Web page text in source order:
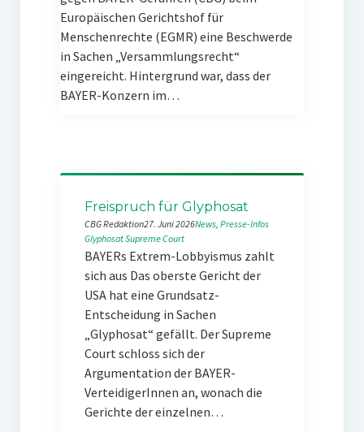
Europäischen Gerichtshof für
Menschenrechte (EGMR) eine Beschwerde
in Sachen „Versammlungsrecht“
eingereicht. Hintergrund war, dass der
BAYER-Konzern im…
Freispruch für Glyphosat
CBG Redaktion27. Juni 2026News, Presse-Infos
GlyphosatSupreme Court
BAYERs Extrem-Lobbyismus zahlt
sich aus Das oberste Gericht der
USA hat eine Grundsatz-
Entscheidung in Sachen
„Glyphosat“ gefällt. Der Supreme
Court schloss sich der
Argumentation der BAYER-
VerteidigerInnen an, wonach die
Gerichte der einzelnen…